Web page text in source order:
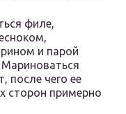
филе,
и парой
после чего ее
сторон примерно